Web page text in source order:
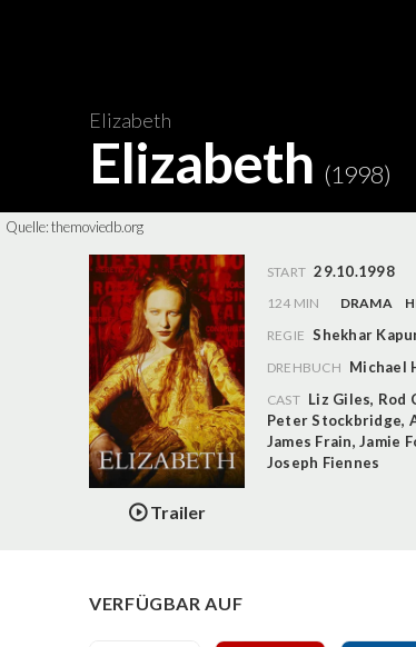
Elizabeth
Elizabeth (1998)
Quelle:themoviedb.org
Trailer
START 29.10.1998
124 MIN DRAMA
REGIE Shekhar
DREHBUCH Michael
CAST Liz Giles, Rod
Peter Stockbridge,
James Frain,Jamie
Joseph Fiennes
VERFÜGBAR AUF